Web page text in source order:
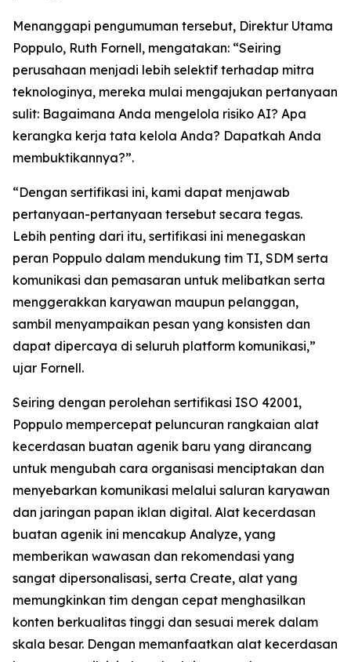
Menanggapi pengumuman tersebut, Direktur Utama
Poppulo, Ruth Fornell, mengatakan: “Seiring
perusahaan menjadi lebih selektif terhadap mitra
teknologinya, mereka mulai mengajukan pertanyaan
sulit: Bagaimana Anda mengelola risiko AI? Apa
kerangka kerja tata kelola Anda? Dapatkah Anda
membuktikannya?”.
“Dengan sertifikasi ini, kami dapat menjawab
pertanyaan-pertanyaan tersebut secara tegas.
Lebih penting dari itu, sertifikasi ini menegaskan
peran Poppulo dalam mendukung tim TI, SDM serta
komunikasi dan pemasaran untuk melibatkan serta
menggerakkan karyawan maupun pelanggan,
sambil menyampaikan pesan yang konsisten dan
dapat dipercaya di seluruh platform komunikasi,”
ujar Fornell.
Seiring dengan perolehan sertifikasi ISO 42001,
Poppulo mempercepat peluncuran rangkaian alat
kecerdasan buatan agenik baru yang dirancang
untuk mengubah cara organisasi menciptakan dan
menyebarkan komunikasi melalui saluran karyawan
dan jaringan papan iklan digital. Alat kecerdasan
buatan agenik ini mencakup Analyze, yang
memberikan wawasan dan rekomendasi yang
sangat dipersonalisasi, serta Create, alat yang
memungkinkan tim dengan cepat menghasilkan
konten berkualitas tinggi dan sesuai merek dalam
skala besar. Dengan memanfaatkan alat kecerdasan